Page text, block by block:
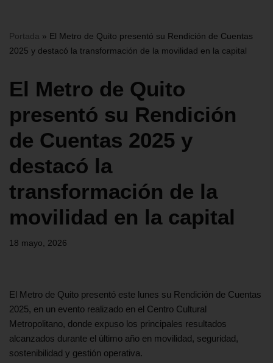
Portada » El Metro de Quito presentó su Rendición de Cuentas
2025 y destacó la transformación de la movilidad en la capital
El Metro de Quito
presentó su Rendición
de Cuentas 2025 y
destacó la
transformación de la
movilidad en la capital
18 mayo, 2026
El Metro de Quito presentó este lunes su Rendición de Cuentas
2025, en un evento realizado en el Centro Cultural
Metropolitano, donde expuso los principales resultados
alcanzados durante el último año en movilidad, seguridad,
sostenibilidad y gestión operativa.